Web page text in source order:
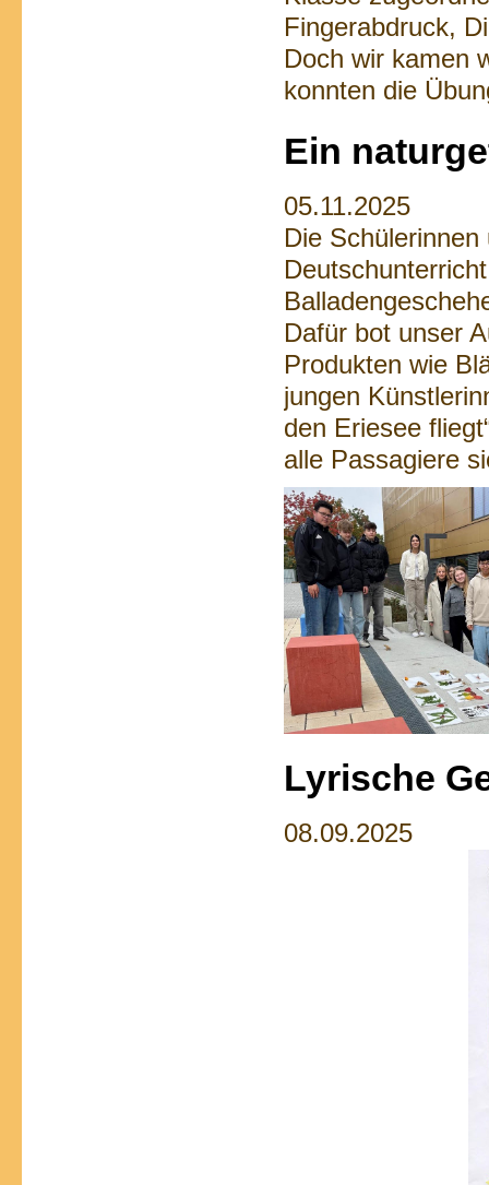
Fingerabdruck,
Doch wir kamen
konnten die
Ein
05.11.2025
Die
Dafür bot unser
Produkten wie
jungen
den Eriesee
alle Passagiere
Lyrische
08.09.2025